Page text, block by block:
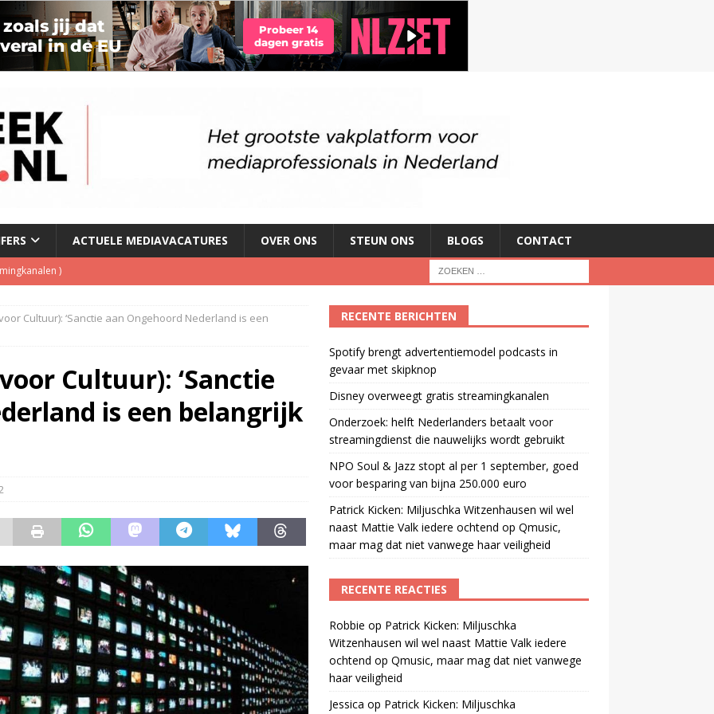
ACTUELE MEDIAVACATURES OVER ONS STEUN ONS BLOGS CONTACT
)
september, goed voor besparing van bijna 250.000 euro)
veiligheid
podcasts in gevaar met skipknop)
Cultuur): ‘Sanctie aan Ongehoord Nederland is een
Cultuur): ‘Sanctie
is een belangrijk
2
RECENTE BERICHTEN
Spotify brengt advertentiemodel podcasts in
gevaar met skipknop
Disney overweegt gratis streamingkanalen
Onderzoek: helft Nederlanders betaalt voor
streamingdienst die nauwelijks wordt gebruikt
NPO Soul & Jazz stopt al per 1 september, goed
voor besparing van bijna 250.000 euro
Patrick Kicken: Miljuschka Witzenhausen wil wel
naast Mattie Valk iedere ochtend op Qmusic,
maar mag dat niet vanwege haar veiligheid
RECENTE REACTIES
Robbie op Patrick Kicken: Miljuschka
Witzenhausen wil wel naast Mattie Valk iedere
ochtend op Qmusic, maar mag dat niet vanwege
haar veiligheid
Jessica op Patrick Kicken: Miljuschka